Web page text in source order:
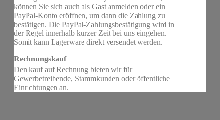
können Sie sich auch als Gast anmelden oder ein
PayPal-Konto eröffnen, um dann die Zahlung zu
bestätigen. Die PayPal-Zahlungsbestätigung wird in
der Regel innerhalb kurzer Zeit bei uns eingehen.
Somit kann Lagerware direkt versendet werden.
Rechnungskauf
Den kauf auf Rechnung bieten wir für
Gewerbetreibende, Stammkunden oder öffentliche
Einrichtungen an.